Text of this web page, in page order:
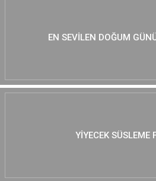
EN SEVILEN DOĞUM
YIYECEK SÜSLEME